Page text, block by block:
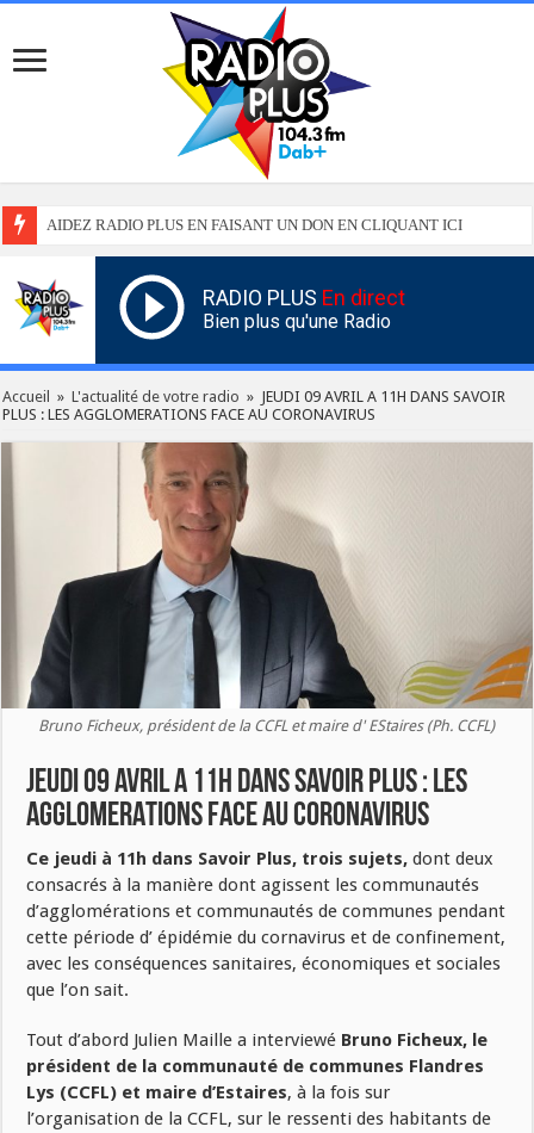
AIDEZ RADIO PLUS EN FAISANT UN DON EN CLIQUANT ICI
RADIO PLUS En direct
Bien plus qu'une Radio
Accueil » L'actualité de votre radio » JEUDI 09 AVRIL A 11H DANS SAVOIR
PLUS : LES AGGLOMERATIONS FACE AU CORONAVIRUS
Bruno Ficheux, président de la CCFL et maire d' EStaires (Ph. CCFL)
JEUDI 09 AVRIL A 11H DANS SAVOIR PLUS : LES
AGGLOMERATIONS FACE AU CORONAVIRUS
Ce jeudi à 11h dans Savoir Plus, trois sujets, dont deux
consacrés à la manière dont agissent les communautés
d’agglomérations et communautés de communes pendant
cette période d’ épidémie du cornavirus et de confinement,
avec les conséquences sanitaires, économiques et sociales
que l’on sait.
Tout d’abord Julien Maille a interviewé Bruno Ficheux, le
président de la communauté de communes Flandres
Lys (CCFL) et maire d’Estaires, à la fois sur
l’organisation de la CCFL, sur le ressenti des habitants de